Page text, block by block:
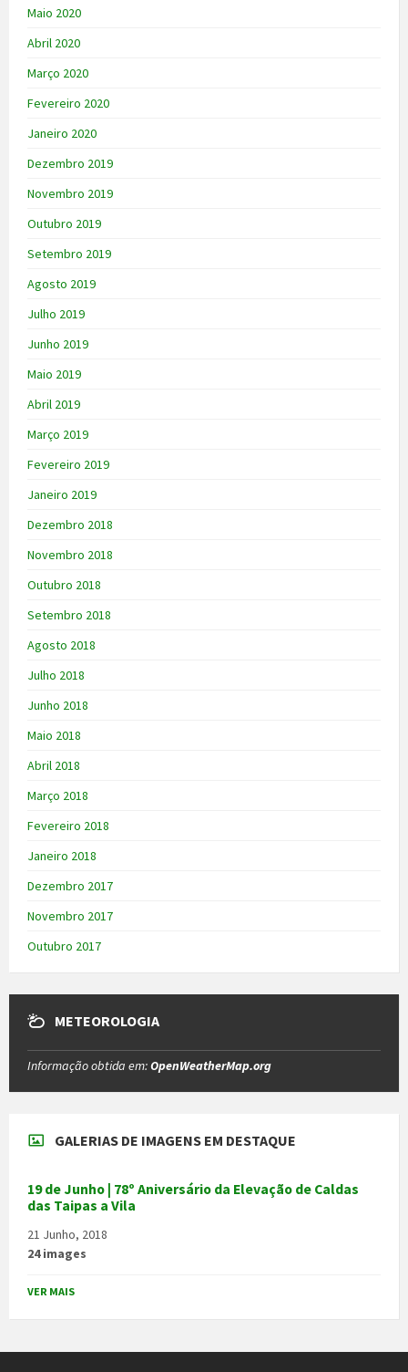
Maio 2020
Abril 2020
Março 2020
Fevereiro 2020
Janeiro 2020
Dezembro 2019
Novembro 2019
Outubro 2019
Setembro 2019
Agosto 2019
Julho 2019
Junho 2019
Maio 2019
Abril 2019
Março 2019
Fevereiro 2019
Janeiro 2019
Dezembro 2018
Novembro 2018
Outubro 2018
Setembro 2018
Agosto 2018
Julho 2018
Junho 2018
Maio 2018
Abril 2018
Março 2018
Fevereiro 2018
Janeiro 2018
Dezembro 2017
Novembro 2017
Outubro 2017
METEOROLOGIA
Informação obtida em:OpenWeatherMap.org
GALERIAS DE IMAGENS EM DESTAQUE
19 de Junho | 78º Aniversário da Elevação de Caldas
das Taipas a Vila
21 Junho, 2018
24 images
VER MAIS